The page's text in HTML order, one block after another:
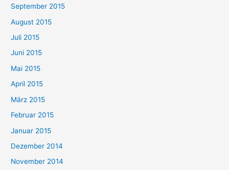
September 2015
August 2015
Juli 2015
Juni 2015
Mai 2015
April 2015
März 2015
Februar 2015
Januar 2015
Dezember 2014
November 2014